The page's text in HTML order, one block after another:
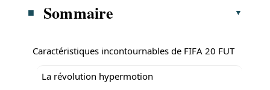
Sommaire
Caractéristiques incontournables de FIFA 20 FUT
La révolution hypermotion